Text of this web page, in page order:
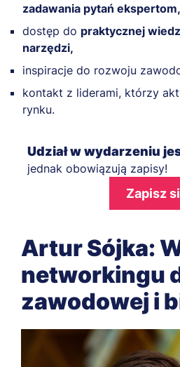
zadawania pytań ekspertom,
dostęp do praktycznej
narzędzi,
inspiracje do rozwoju
kontakt z liderami, którzy
rynku.
Udział w wydarzeniu
jednak obowiązują zapisy!
Zapisz
Artur Sójka:
networkingu
zawodowej i